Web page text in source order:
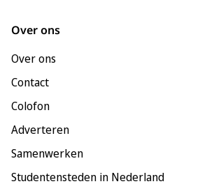
Over ons
Over ons
Contact
Colofon
Adverteren
Samenwerken
Studentensteden in Nederland